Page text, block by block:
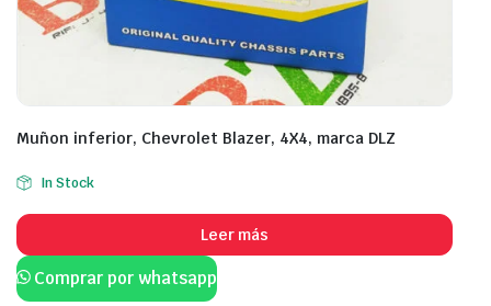
Muñon inferior, Chevrolet Blazer, 4X4, marca DLZ
In Stock
Leer más
Comprar por whatsapp